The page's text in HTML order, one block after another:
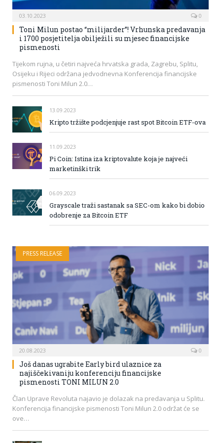
03.10.2023 0
Toni Milun postao “milijarder”! Vrhunska predavanja
i 1700 posjetitelja obilježili su mjesec financijske
pismenosti
Tijekom rujna, u četiri najveća hrvatska grada, Zagrebu, Splitu,
Osijeku i Rijeci održana jedvodnevna Konferencija financijske
pismenosti Toni Milun 2.0…
13.09.2023
Kripto tržište podcjenjuje rast spot Bitcoin ETF-ova
11.09.2023
Pi Coin: Istina iza kriptovalute koja je najveći
marketinški trik
06.09.2023
Grayscale traži sastanak sa SEC-om kako bi dobio
odobrenje za Bitcoin ETF
PRESS RELEASE
20.08.2023 0
Još danas ugrabite Early bird ulaznice za
najiščekivaniju konferenciju financijske
pismenosti TONI MILUN 2.0
Član Uprave Revoluta najavio je dolazak na predavanja u Splitu.
Konferencija financijske pismenosti Toni Milun 2.0 održat će se
ove…